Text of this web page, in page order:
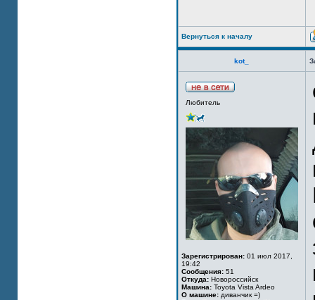
Вернуться к началу
kot_
Любитель
Зарегистрирован: 01 июл 2017,
19:42
Сообщения: 51
Откуда: Новороссийск
Машина: Toyota Vista Ardeo
О машине: диванчик =)